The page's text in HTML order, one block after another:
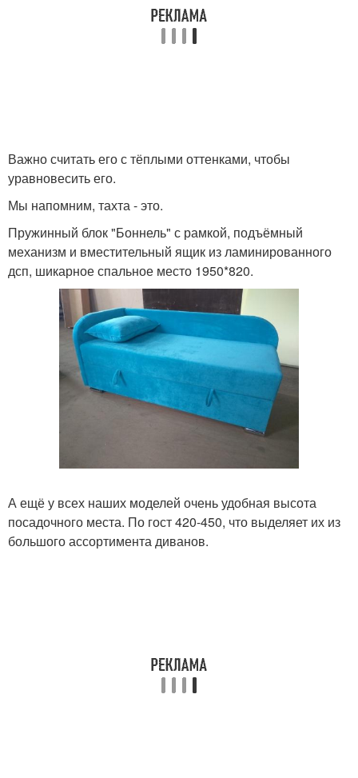
Важно считать его с тёплыми оттенками, чтобы
уравновесить его.
Мы напомним, тахта - это.
Пружинный блок "Боннель" с рамкой, подъёмный
механизм и вместительный ящик из ламинированного
дсп, шикарное спальное место 1950*820.
А ещё у всех наших моделей очень удобная высота
посадочного места. По гост 420-450, что выделяет их из
большого ассортимента диванов.